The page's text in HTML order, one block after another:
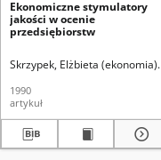
Ekonomiczne stymulatory
jakości w ocenie
przedsiębiorstw
Skrzypek, Elżbieta (ekonomia).
1990
artykuł